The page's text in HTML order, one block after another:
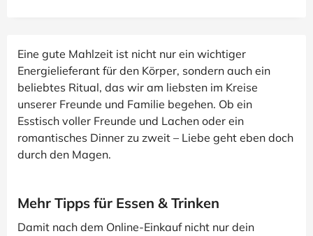
Eine gute Mahlzeit ist nicht nur ein wichtiger
Energielieferant für den Körper, sondern auch ein
beliebtes Ritual, das wir am liebsten im Kreise
unserer Freunde und Familie begehen. Ob ein
Esstisch voller Freunde und Lachen oder ein
romantisches Dinner zu zweit – Liebe geht eben doch
durch den Magen.
Mehr Tipps für Essen & Trinken
Damit nach dem Online-Einkauf nicht nur dein